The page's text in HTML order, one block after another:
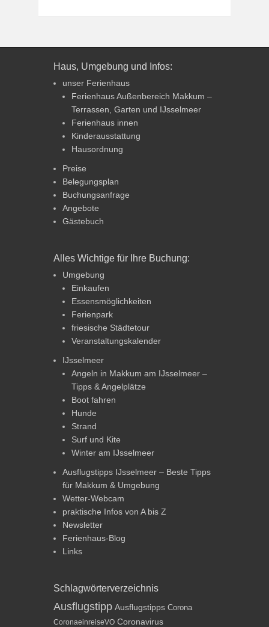
Haus, Umgebung und Infos:
unser Ferienhaus
Ferienhaus Außenbereich Makkum –
Terrassen, Garten und IJsselmeer
Ferienhaus innen
Kinderausstattung
Hausordnung
Preise
Belegungsplan
Buchungsanfrage
Angebote
Gästebuch
Alles Wichtige für Ihre Buchung:
Umgebung
Einkaufen
Essensmöglichkeiten
Ferienpark
friesische Städtetour
Veranstaltungskalender
IJsselmeer
Angeln in Makkum am IJsselmeer –
Tipps & Angelplätze
Boot fahren
Hunde
Strand
Surf und Kite
Winter am IJsselmeer
Ausflugstipps IJsselmeer – Beste Tipps
für Makkum & Umgebung
Wetter-Webcam
praktische Infos von A bis Z
Newsletter
Ferienhaus-Blog
Links
Schlagwörterverzeichnis
Ausflugstipp Ausflugstipps Corona
CoronaeinreiseVO Coronavirus